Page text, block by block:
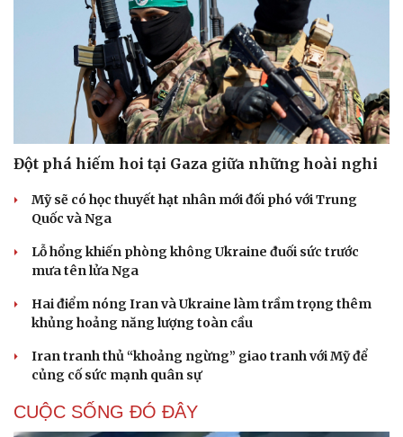
Đột phá hiếm hoi tại Gaza giữa những hoài nghi
Mỹ sẽ có học thuyết hạt nhân mới đối phó với Trung
Quốc và Nga
Lỗ hổng khiến phòng không Ukraine đuối sức trước
mưa tên lửa Nga
Hai điểm nóng Iran và Ukraine làm trầm trọng thêm
khủng hoảng năng lượng toàn cầu
Iran tranh thủ “khoảng ngừng” giao tranh với Mỹ để
củng cố sức mạnh quân sự
CUỘC SỐNG ĐÓ ĐÂY